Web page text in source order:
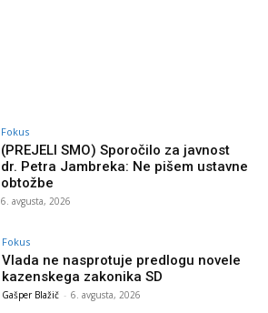
Fokus
(PREJELI SMO) Sporočilo za javnost
dr. Petra Jambreka: Ne pišem ustavne
obtožbe
6. avgusta, 2026
Fokus
Vlada ne nasprotuje predlogu novele
kazenskega zakonika SD
Gašper Blažič - 6. avgusta, 2026